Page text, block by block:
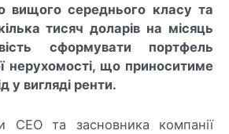
вищого середнього класу та
тисяч доларів на місяць
сформувати портфель
нерухомості, що приноситиме
у вигляді ренти.
СЕО та засновника компанії